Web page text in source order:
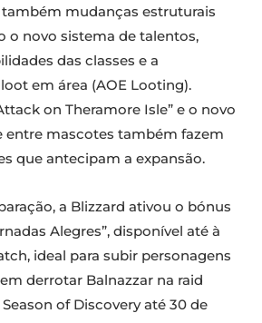
mudanças estruturais
o novo sistema de talentos,
das classes e a
em área (AOE Looting).
on Theramore Isle” e o novo
entre mascotes também fazem
que antecipam a expansão.
a Blizzard ativou o bónus
Alegres”, disponível até à
ideal para subir personagens
derrotar Balnazzar na raid
of Discovery até 30 de